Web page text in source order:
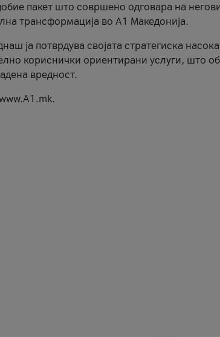
пакет што совршено одговара на
трансформација во А1 Македонија.
ја потврдува својата стратегиска
кориснички ориентирани услуги, што
вредност.